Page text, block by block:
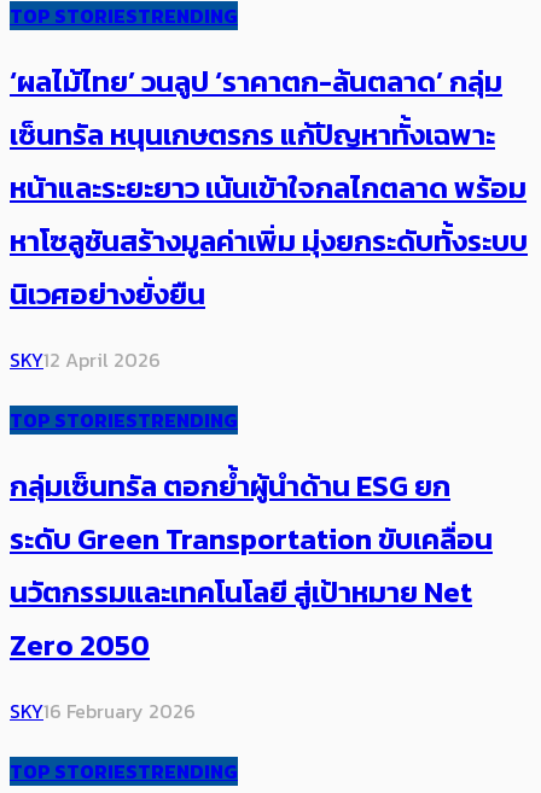
TOP STORIESTRENDING
‘ผลไม้ไทย’ วนลูป ‘ราคาตก-ล้นตลาด’ กลุ่ม
เซ็นทรัล หนุนเกษตรกร แก้ปัญหาทั้งเฉพาะ
หน้าและระยะยาว เน้นเข้าใจกลไกตลาด พร้อม
หาโซลูชันสร้างมูลค่าเพิ่ม มุ่งยกระดับทั้งระบบ
นิเวศอย่างยั่งยืน
SKY12 April 2026
TOP STORIESTRENDING
กลุ่มเซ็นทรัล ตอกย้ำผู้นำด้าน ESG ยก
ระดับ Green Transportation ขับเคลื่อน
นวัตกรรมและเทคโนโลยี สู่เป้าหมาย Net
Zero 2050
SKY16 February 2026
TOP STORIESTRENDING